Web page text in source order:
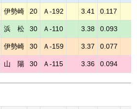
伊勢崎 20 Ａ-192 3.41 0.117
浜 松 30 Ａ-110 3.38 0.093
伊勢崎 30 Ａ-159 3.37 0.077
山 陽 30 Ａ-115 3.36 0.094